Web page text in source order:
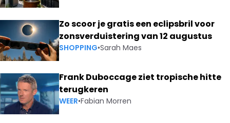
Zo scoor je gratis een eclipsbril voor
zonsverduistering van 12 augustus
SHOPPING•Sarah Maes
Frank Duboccage ziet tropische hitte
terugkeren
WEER•Fabian Morren